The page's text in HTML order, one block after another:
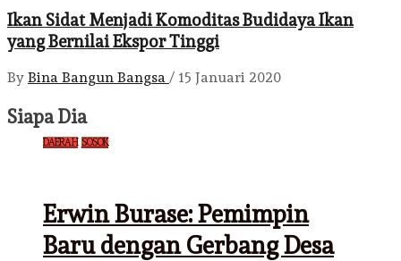
Ikan Sidat Menjadi Komoditas Budidaya Ikan
yang Bernilai Ekspor Tinggi
By Bina Bangun Bangsa / 15 Januari 2020
Siapa Dia
DAERAH SOSOK
Erwin Burase: Pemimpin
Baru dengan Gerbang Desa